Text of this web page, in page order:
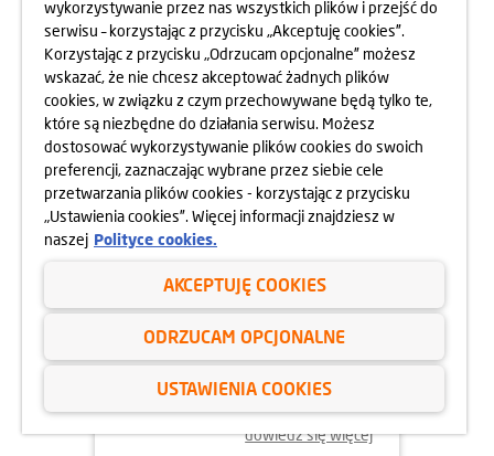
dowiedz się więcej
24.04.2025
800 MIESZKAŃ BEZ WKŁADU
WŁASNEGO
dowiedz się więcej
wykorzystywanie przez nas wszystkich plików i przejść do
serwisu – korzystając z przycisku „Akceptuję cookies”.
Korzystając z przycisku „Odrzucam opcjonalne” możesz
wskazać, że nie chcesz akceptować żadnych plików
cookies, w związku z czym przechowywane będą tylko te,
które są niezbędne do działania serwisu. Możesz
dostosować wykorzystywanie plików cookies do swoich
preferencji, zaznaczając wybrane przez siebie cele
przetwarzania plików cookies - korzystając z przycisku
„Ustawienia cookies”. Więcej informacji znajdziesz w
naszej Polityce cookies.
AKCEPTUJĘ COOKIES
ODRZUCAM OPCJONALNE
USTAWIENIA COOKIES